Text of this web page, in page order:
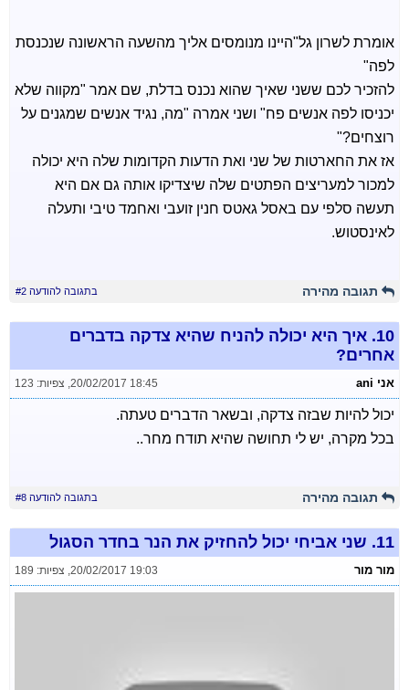
אומרת לשרון גל"היינו מנומסים אליך מהשעה הראשונה שנכנסת
לפה"
להזכיר לכם ששני שאיך שהוא נכנס בדלת, שם אמר "מקווה שלא
יכניסו לפה אנשים פח" ושני אמרה "מה, נגיד אנשים שמגנים על
רוצחים?"
אז את החארטות של שני ואת הדעות הקדומות שלה היא יכולה
למכור למעריצים הפתטים שלה שיצדיקו אותה גם אם היא
תעשה סלפי עם באסל גאטס חנין זועבי ואחמד טיבי ותעלה
לאינסטוש.
תגובה מהירה בתגובה להודעה #2
10. איך היא יכולה להניח שהיא צדקה בדברים
אחרים?
אני ani 20/02/2017 18:45
, צפיות: 123
יכול להיות שבזה צדקה, ובשאר הדברים טעתה.
בכל מקרה, יש לי תחושה שהיא תודח מחר..
תגובה מהירה בתגובה להודעה #8
11. שני אביחי יכול להחזיק את הנר בחדר הסגול
מור מור 20/02/2017 19:03
, צפיות: 189